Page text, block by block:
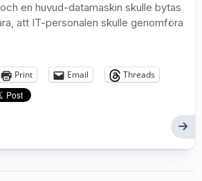
en huvud-datamaskin skulle bytas
att IT-personalen skulle genomföra
Print Email
Threads